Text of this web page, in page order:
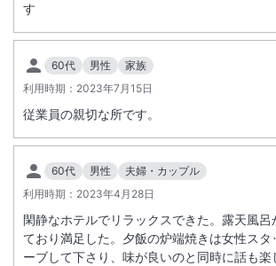
す
60代 男性
家族
利用時期： 2023年7月15日
従業員の親切な所です。
60代 男性
夫婦・カップル
利用時期： 2023年4月28日
閑静なホテルでリラックスできた。露天風
ており満足した。夕飯の炉端焼きは女性ス
ーブして下さり、味が良いのと同時に話も楽